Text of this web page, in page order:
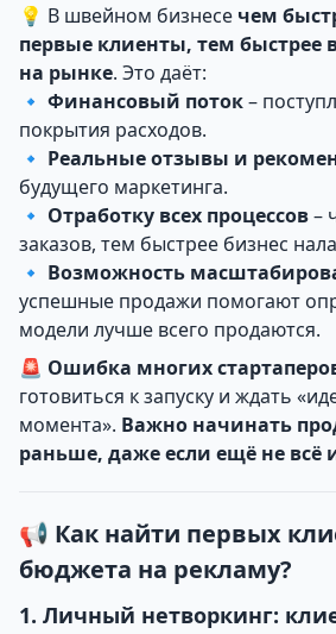
💡 В швейном бизнесе чем
первые клиенты, тем быстрее
на рынке. Это даёт:
🔹 Финансовый поток–
покрытия расходов.
🔹 Реальные отзывы и
будущего маркетинга.
🔹 Отработку всех процессов–
заказов, тем быстрее бизнес
🔹 Возможность
успешные продажи помогают
модели лучше всего продаются.
🚨 Ошибка многих
готовиться к запуску и ждать
момента». Важно начинать
раньше, даже если ещё не всё
📢 Как найти первых
бюджета на рекламу?
1. Личный нетворкинг: